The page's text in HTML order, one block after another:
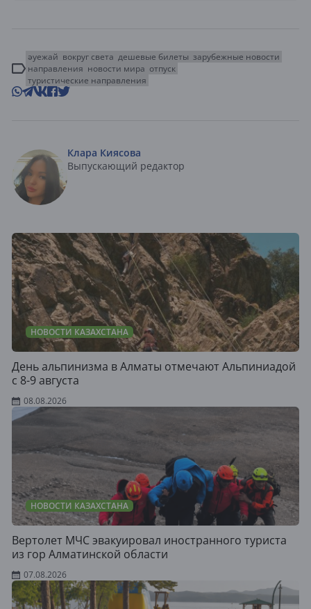
әуежай вокруг света дешевые билеты зарубежные новости
направления новости мира отпуск
туристические направления
Клара Киясова
Выпускающий редактор
НОВОСТИ КАЗАХСТАНА
День альпинизма в Алматы отмечают Альпиниадой
с 8-9 августа
08.08.2026
НОВОСТИ КАЗАХСТАНА
Вертолет МЧС эвакуировал иностранного туриста
из гор Алматинской области
07.08.2026